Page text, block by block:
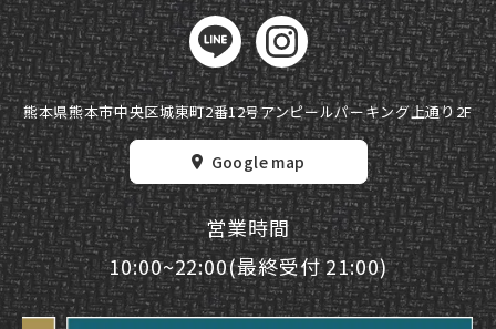
熊本県熊本市中央区城東町2番12号アンピールパーキング上通り2F
Google map
営業時間
10:00~22:00(最終受付 21:00)